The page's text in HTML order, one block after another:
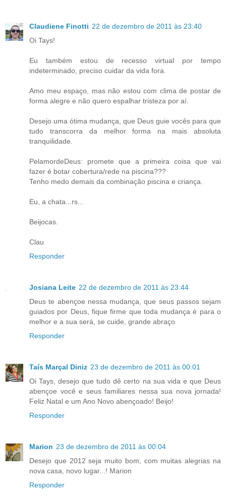
Claudiene Finotti 22 de dezembro de 2011 às 23:40
Oi Tays!
Eu também estou de recesso virtual por tempo
indeterminado, preciso cuidar da vida fora.
Amo meu espaço, mas não estou com clima de postar de
forma alegre e não quero espalhar tristeza por aí.
Desejo uma ótima mudança, que Deus guie vocês para que
tudo transcorra da melhor forma na mais absoluta
tranquilidade.
PelamordeDeus: promete que a primeira coisa que vai
fazer é botar cobertura/rede na piscina???
Tenho medo demais da combinação piscina e criança.
Eu, a chata...rs...
Beijocas.
Clau
Responder
Josiana Leite 22 de dezembro de 2011 às 23:44
Deus te abençoe nessa mudança, que seus passos sejam
guiados por Deus, fique firme que toda mudança é para o
melhor e a sua será, se cuide, grande abraço
Responder
Taís Marçal Diniz 23 de dezembro de 2011 às 00:01
Oi Tays, desejo que tudo dê certo na sua vida e que Deus
abençoe você e seus familiares nessa sua nova jornada!
Feliz Natal e um Ano Novo abençoado! Beijo!
Responder
Marion 23 de dezembro de 2011 às 00:04
Desejo que 2012 seja muito bom, com muitas alegrias na
nova casa, novo lugar...! Marion
Responder